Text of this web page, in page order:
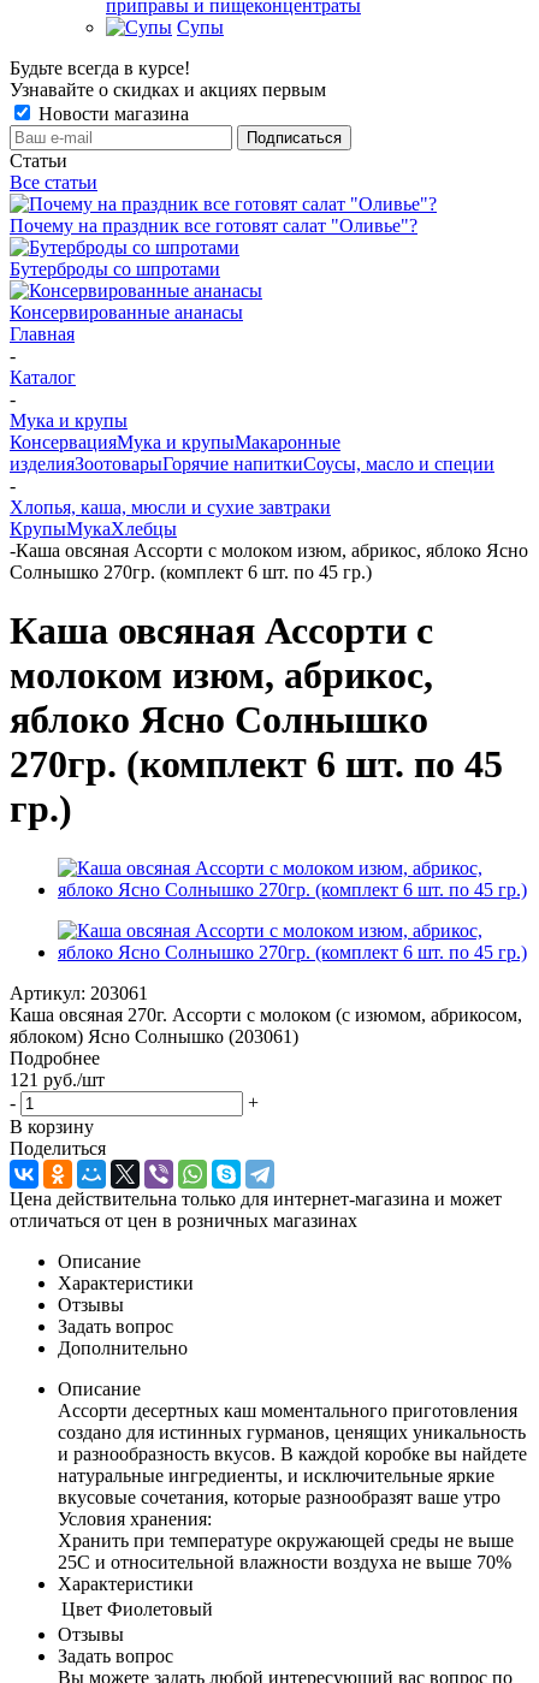
приправы и пищеконцентраты
Супы
Будьте всегда в курсе!
Узнавайте о скидках и акциях первым
Новости магазина
Статьи
Все статьи
Почему на праздник все готовят салат "Оливье"?
Бутерброды со шпротами
Консервированные ананасы
Главная
-
Каталог
-
Мука и крупы
КонсервацияМука и крупыМакаронные
изделияЗоотоварыГорячие напиткиСоусы, масло и специи
-
Хлопья, каша, мюсли и сухие завтраки
КрупыМукаХлебцы
-Каша овсяная Ассорти с молоком изюм, абрикос, яблоко Ясно
Солнышко 270гр. (комплект 6 шт. по 45 гр.)
Каша овсяная Ассорти с
молоком изюм, абрикос,
яблоко Ясно Солнышко
270гр. (комплект 6 шт. по 45
гр.)
Артикул: 203061
Каша овсяная 270г. Ассорти с молоком (с изюмом, абрикосом,
яблоком) Ясно Солнышко (203061)
Подробнее
121 руб./шт
-
+
В корзину
Поделиться
Цена действительна только для интернет-магазина и может
отличаться от цен в розничных магазинах
Описание
Характеристики
Отзывы
Задать вопрос
Дополнительно
Описание
Ассорти десертных каш моментального приготовления
создано для истинных гурманов, ценящих уникальность
и разнообразность вкусов. В каждой коробке вы найдете
натуральные ингредиенты, и исключительные яркие
вкусовые сочетания, которые разнообразят ваше утро
Условия хранения:
Хранить при температуре окружающей среды не выше
25С и относительной влажности воздуха не выше 70%
Характеристики
Цвет Фиолетовый
Отзывы
Задать вопрос
Вы можете задать любой интересующий вас вопрос по